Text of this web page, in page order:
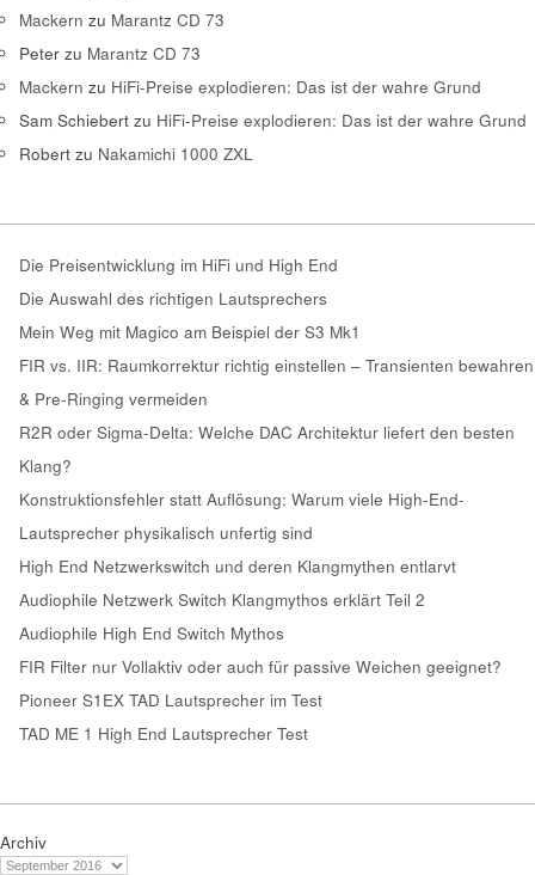
Mackern zu Marantz CD 73
Peter zu Marantz CD 73
Mackern zu HiFi-Preise explodieren: Das ist der wahre Grund
Sam Schiebert zu HiFi-Preise explodieren: Das ist der wahre Grund
Robert zu Nakamichi 1000 ZXL
Die Preisentwicklung im HiFi und High End
Die Auswahl des richtigen Lautsprechers
Mein Weg mit Magico am Beispiel der S3 Mk1
FIR vs. IIR: Raumkorrektur richtig einstellen – Transienten bewahren
& Pre-Ringing vermeiden
R2R oder Sigma-Delta: Welche DAC Architektur liefert den besten
Klang?
Konstruktionsfehler statt Auflösung: Warum viele High-End-
Lautsprecher physikalisch unfertig sind
High End Netzwerkswitch und deren Klangmythen entlarvt
Audiophile Netzwerk Switch Klangmythos erklärt Teil 2
Audiophile High End Switch Mythos
FIR Filter nur Vollaktiv oder auch für passive Weichen geeignet?
Pioneer S1EX TAD Lautsprecher im Test
TAD ME 1 High End Lautsprecher Test
Archiv